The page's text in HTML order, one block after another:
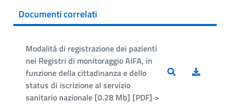
Documenti correlati
Modalità di registrazione dei pazienti
nei Registri di monitoraggio AIFA, in
funzione della cittadinanza e dello
status di iscrizione al servizio
sanitario nazionale [0.28 Mb] [PDF] >